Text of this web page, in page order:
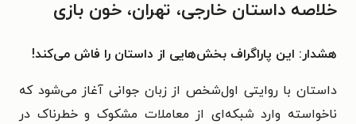
خلاصه داستان خارجی، تهران، خون بازی
هشدار: این پاراگراف بخش‌هایی از داستان را فاش می‌کند!
داستان با روایتی اول‌شخص از زبان جوانی آغاز می‌شود که
ناخواسته وارد شبکه‌ای از معاملات مشکوک و خطرناک در